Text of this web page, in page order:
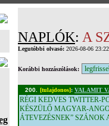
NAPLÓK: A
Legutóbbi olvasó: 2026-08-06
Korábbi hozzászólások:
200. [tulajdonos]: VALAMIT
RÉGI KEDVES TWITTER-
KÉSZÜLŐ MAGYAR-
ÁTEVEZÉSNEK” SZÁNOK